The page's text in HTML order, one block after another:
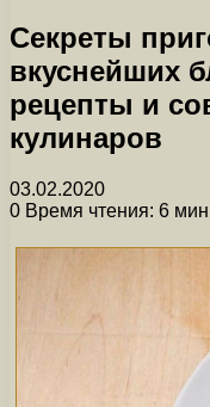
Секреты
вкуснейших
рецепты и
кулинаров
03.02.2020
0 Время чтения: 6